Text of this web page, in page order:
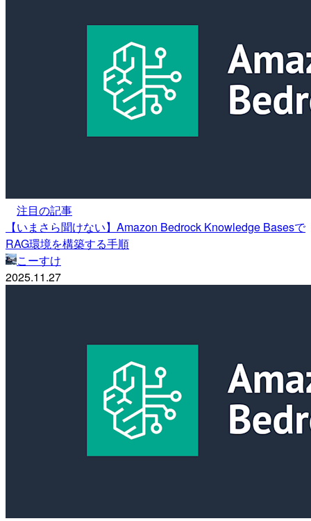
注目の記事
【いまさら聞けない】Amazon Bedrock Knowledge Basesで
RAG環境を構築する手順
こーすけ
2025.11.27